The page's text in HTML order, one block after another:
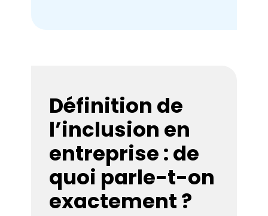
Définition de
l’inclusion en
entreprise : de
quoi parle-t-on
exactement ?